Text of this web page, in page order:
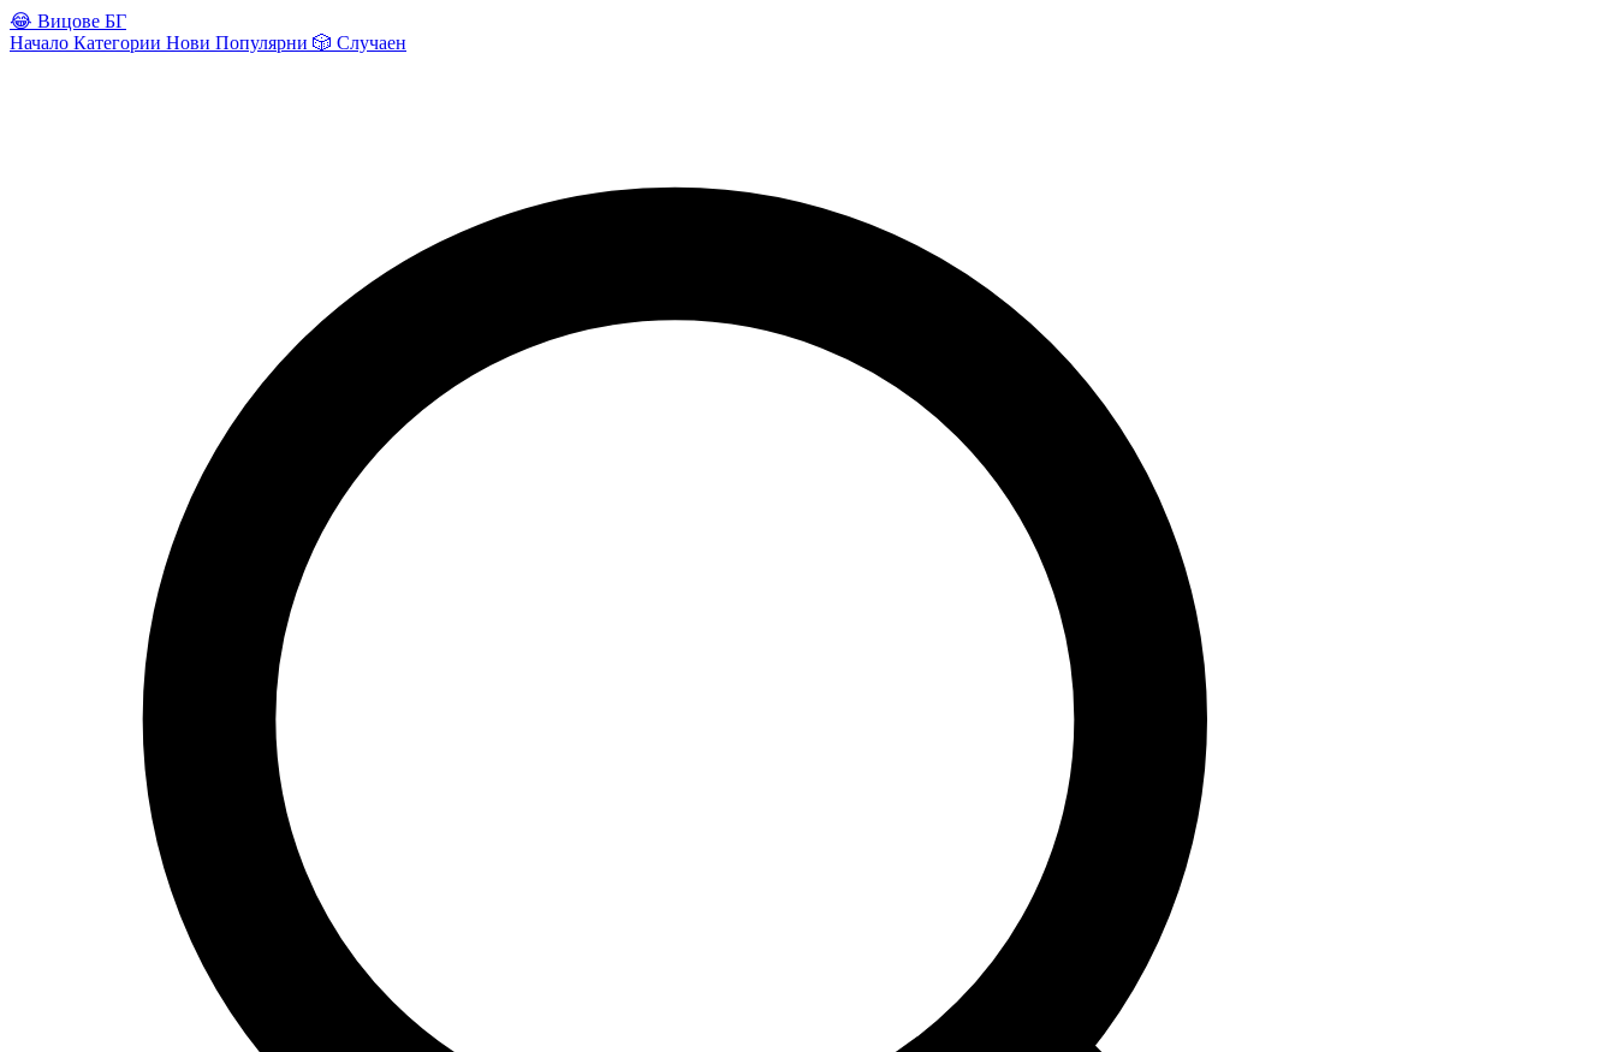
😂 Вицове БГ
Начало Категории Нови Популярни 🎲 Случаен